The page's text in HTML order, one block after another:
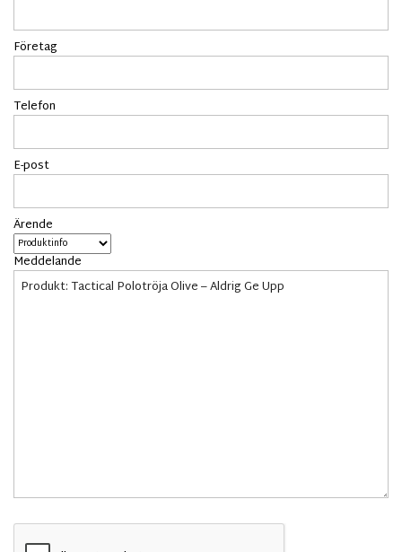
Företag
Telefon
E-post
Ärende
Meddelande